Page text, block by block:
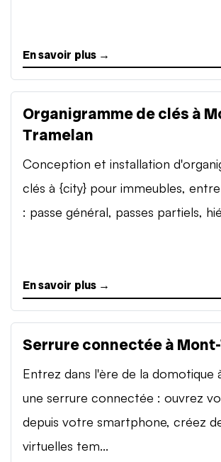
En savoir plus →
Organigramme de clés à
Tramelan
Conception et installation
clés à {city} pour immeubles,
: passe général, passes partiels,
En savoir plus →
Serrure connectée à
Entrez dans l'ère de la domotique
une serrure connectée : ouvrez
depuis votre smartphone, créez
virtuelles tem...